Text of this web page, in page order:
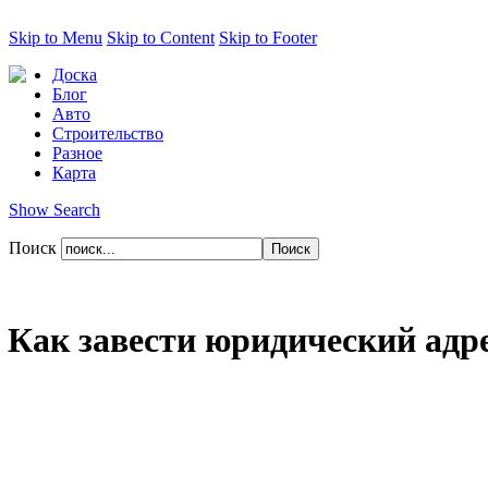
Skip to Menu Skip to Content Skip to Footer
Доска
Блог
Авто
Строительство
Разное
Карта
Show Search
Поиск
Как завести юридический